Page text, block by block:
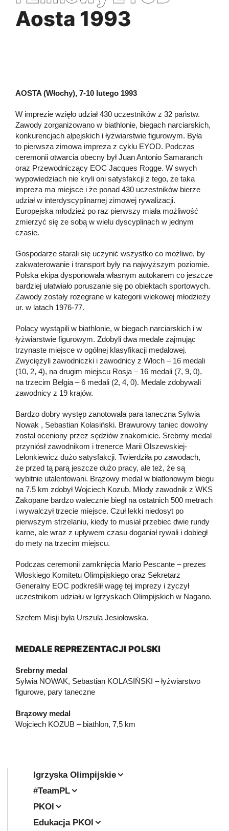
Aosta 1993
AOSTA (Włochy), 7-10 lutego 1993
W imprezie wzięło udział 430 uczestników z 32 państw.
Zawody zorganizowano w biathlonie, biegach narciarskich,
konkurencjach alpejskich i łyżwiarstwie figurowym. Była
to pierwsza zimowa impreza z cyklu EYOD. Podczas
ceremonii otwarcia obecny był Juan Antonio Samaranch
oraz Przewodniczący EOC Jacques Rogge. W swych
wypowiedziach nie kryli oni satysfakcji z tego, że taka
impreza ma miejsce i że ponad 430 uczestników bierze
udział w interdyscyplinarnej zimowej rywalizacji.
Europejska młodzież po raz pierwszy miała możliwość
zmierzyć się ze sobą w wielu dyscyplinach w jednym
czasie.
Gospodarze starali się uczynić wszystko co możliwe, by
zakwaterowanie i transport były na najwyższym poziomie.
Polska ekipa dysponowała własnym autokarem co jeszcze
bardziej ułatwiało poruszanie się po obiektach sportowych.
Zawody zostały rozegrane w kategorii wiekowej młodzieży
ur. w latach 1976-77.
Polacy wystąpili w biathlonie, w biegach narciarskich i w
łyżwiarstwie figurowym. Zdobyli dwa medale zajmując
trzynaste miejsce w ogólnej klasyfikacji medalowej.
Zwyciężyli zawodniczki i zawodnicy z Włoch – 16 medali
(10, 2, 4), na drugim miejscu Rosja – 16 medali (7, 9, 0),
na trzecim Belgia – 6 medali (2, 4, 0). Medale zdobywali
zawodnicy z 19 krajów.
Bardzo dobry występ zanotowała para taneczna Sylwia
Nowak , Sebastian Kolasiński. Brawurowy taniec dowolny
został oceniony przez sędziów znakomicie. Srebrny medal
przyniósł zawodnikom i trenerce Marii Olszewskiej-
Lelonkiewicz dużo satysfakcji. Twierdziła po zawodach,
że przed tą parą jeszcze dużo pracy, ale też, że są
wybitnie utalentowani. Brązowy medal w biatlonowym biegu
na 7.5 km zdobył Wojciech Kozub. Młody zawodnik z WKS
Zakopane bardzo walecznie biegł na ostatnich 500 metrach
i wywalczył trzecie miejsce. Czuł lekki niedosyt po
pierwszym strzelaniu, kiedy to musiał przebiec dwie rundy
karne, ale wraz z upływem czasu doganiał rywali i dobiegł
do mety na trzecim miejscu.
Podczas ceremonii zamknięcia Mario Pescante – prezes
Włoskiego Komitetu Olimpijskiego oraz Sekretarz
Generalny EOC podkreślił wagę tej imprezy i życzył
uczestnikom udziału w Igrzyskach Olimpijskich w Nagano.
Szefem Misji była Urszula Jesiołowska.
MEDALE REPREZENTACJI POLSKI
Srebrny medal
Sylwia NOWAK, Sebastian KOLASIŃSKI – łyżwiarstwo
figurowe, pary taneczne
Brązowy medal
Wojciech KOZUB – biathlon, 7,5 km
Igrzyska Olimpijskie
#TeamPL
PKOl
Edukacja PKOl